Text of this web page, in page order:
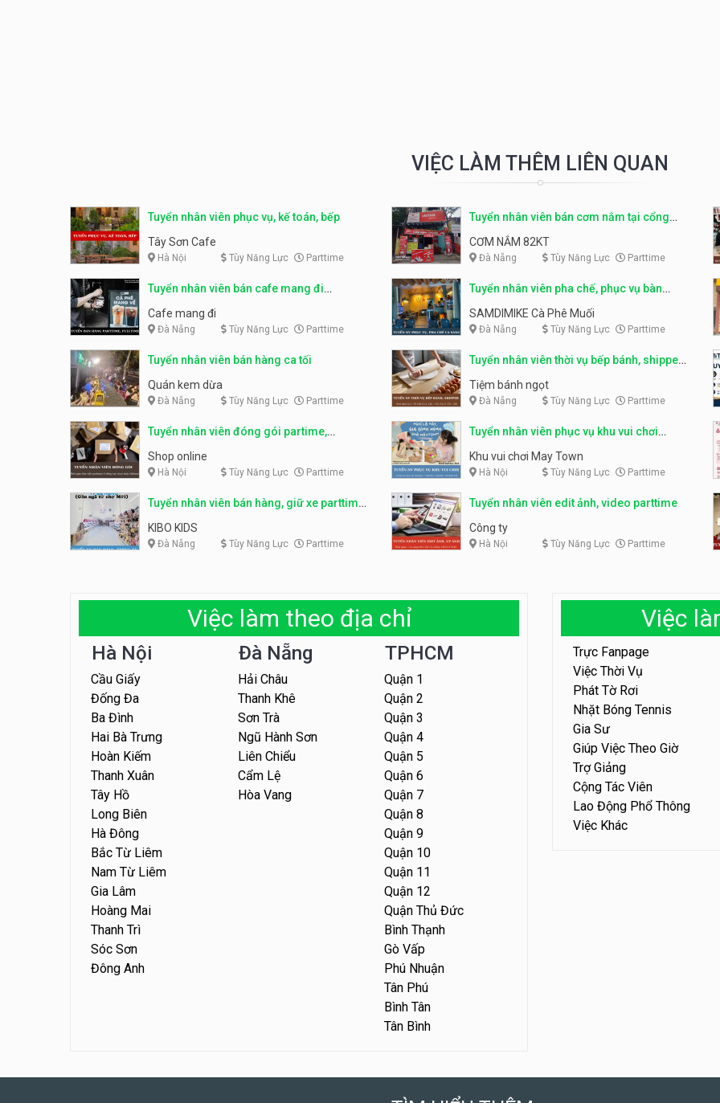
VIỆC LÀM THÊM LIÊN QUAN
Tuyển nhân viên phục vụ, kế toán, bếp
Tây Sơn Cafe
Hà Nội Tùy Năng Lực Parttime
Tuyển nhân viên bán cơm nắm tại cổng
trường
CƠM NẮM 82KT
Đà Nẵng Tùy Năng Lực Parttime
Tuyển nhân viên bán cafe mang đi
parttime, fulltime
Cafe mang đi
Đà Nẵng Tùy Năng Lực Parttime
Tuyển nhân viên pha chế, phục vụ bàn
parttime
SAMDIMIKE Cà Phê Muối
Đà Nẵng Tùy Năng Lực Parttime
Tuyển nhân viên bán hàng ca tối
Quán kem dừa
Đà Nẵng Tùy Năng Lực Parttime
Tuyển nhân viên thời vụ bếp bánh, shipper
parttime
Tiệm bánh ngọt
Đà Nẵng Tùy Năng Lực Parttime
Tuyển nhân viên đóng gói partime,
fulltime
Shop online
Hà Nội Tùy Năng Lực Parttime
Tuyển nhân viên phục vụ khu vui chơi
parttime linh động
Khu vui chơi May Town
Hà Nội Tùy Năng Lực Parttime
Tuyển nhân viên bán hàng, giữ xe parttime
– Kibo Kid
KIBO KIDS
Đà Nẵng Tùy Năng Lực Parttime
Tuyển nhân viên edit ảnh, video parttime
Công ty
Hà Nội Tùy Năng Lực Parttime
Việc làm theo địa chỉ
Hà Nội
Cầu Giấy
Đống Đa
Ba Đình
Hai Bà Trưng
Hoàn Kiếm
Thanh Xuân
Tây Hồ
Long Biên
Hà Đông
Bắc Từ Liêm
Nam Từ Liêm
Gia Lâm
Hoàng Mai
Thanh Trì
Sóc Sơn
Đông Anh
Đà Nẵng
Hải Châu
Thanh Khê
Sơn Trà
Ngũ Hành Sơn
Liên Chiểu
Cẩm Lệ
Hòa Vang
TPHCM
Quận 1
Quận 2
Quận 3
Quận 4
Quận 5
Quận 6
Quận 7
Quận 8
Quận 9
Quận 10
Quận 11
Quận 12
Quận Thủ Đức
Bình Thạnh
Gò Vấp
Phú Nhuận
Tân Phú
Bình Tân
Tân Bình
Việc
Trực Fanpage
Việc Thời Vụ
Phát Tờ Rơi
Nhặt Bóng Tennis
Gia Sư
Giúp Việc Theo Giờ
Trợ Giảng
Cộng Tác Viên
Lao Động Phổ Thông
Việc Khác